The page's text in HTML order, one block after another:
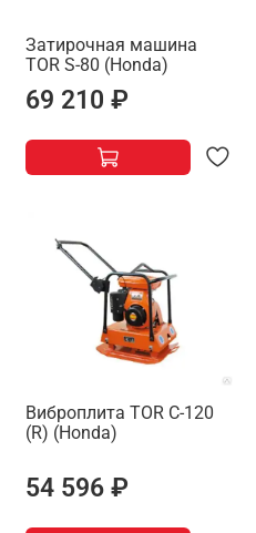
Затирочная машина
TOR S-80 (Honda)
69 210 ₽
Виброплита TOR C-120
(R) (Honda)
54 596 ₽